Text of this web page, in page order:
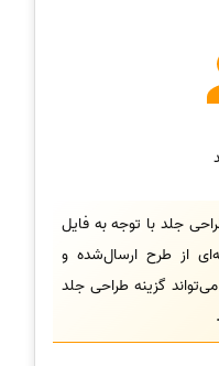
جلد با توجه به فایل
از طرح ارسال‌شده و
گزینه طراحی جلد